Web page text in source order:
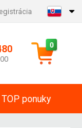
0
TOP ponuky